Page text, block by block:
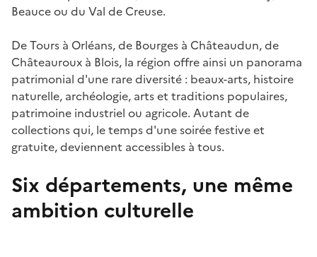
Beauce ou du Val de Creuse.
De Tours à Orléans, de Bourges à Châteaudun, de
Châteauroux à Blois, la région offre ainsi un panorama
patrimonial d'une rare diversité : beaux-arts, histoire
naturelle, archéologie, arts et traditions populaires,
patrimoine industriel ou agricole. Autant de
collections qui, le temps d'une soirée festive et
gratuite, deviennent accessibles à tous.
Six départements, une même
ambition culturelle